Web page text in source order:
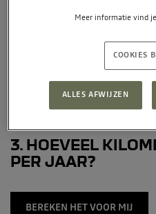
24 maanden
+ € 90 per maand
3 HOEVEEL
PER JAAR?
BEREKEN HET VOOR MIJ
Meer informatie vind
COOKIES
ALLES AFWIJZEN